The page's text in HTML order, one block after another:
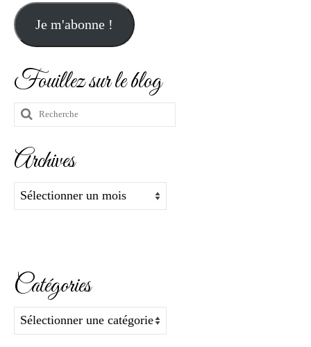
mail
ici
Je m'abonne !
Fouillez sur le blog
Rechercher
Archives
Archives
Catégories
Catégories